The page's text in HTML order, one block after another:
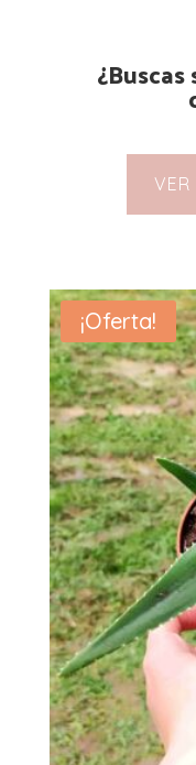
VER
¡Oferta!